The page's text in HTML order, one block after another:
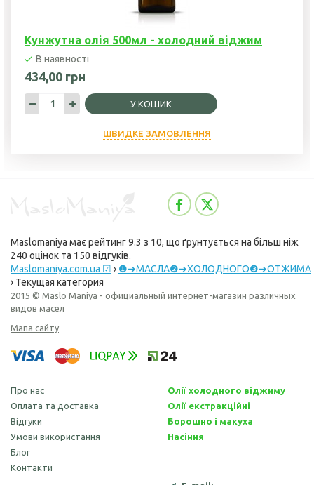
Кунжутна олія 500мл - холодний віджим
В наявності
434,00 грн
У КОШИК
ШВИДКЕ ЗАМОВЛЕННЯ
Maslomaniya має рейтинг9.3 з 10, що ґрунтується на більш ніж
240 оцінок та 150 відгуків.
Maslomaniya.com.ua ☑ › ❶➔МАСЛА❷➔ХОЛОДНОГО❸➔ОТЖИМА
› Текущая категория
2015 © Maslo Maniya - официальный интернет-магазин различных
видов масел
Мапа сайту
Про нас
Оплата та доставка
Відгуки
Умови використання
Блог
Контакти
Олії холодного віджиму
Олії екстракційні
Борошно і макуха
Насіння